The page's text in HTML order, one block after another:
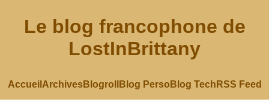
Le blog francophone de
LostInBrittany
Accueil ArchivesBlogroll Blog Perso Blog Tech RSS Feed